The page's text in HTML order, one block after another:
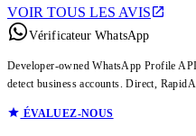
VOIR TOUS LES AVIS
Vérificateur WhatsApp
Developer-owned WhatsApp Profile
detect business accounts. Direct,
ÉVALUEZ-NOUS